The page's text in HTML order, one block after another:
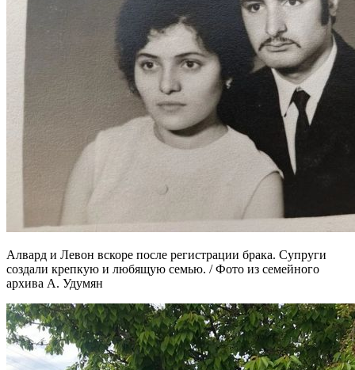
Алвард и Левон вскоре после регистрации брака. Супруги
создали крепкую и любящую семью. / Фото из семейного
архива А. Удумян